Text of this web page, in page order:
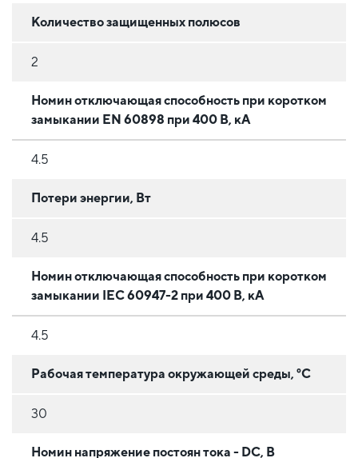
Количество защищенных полюсов
2
Номин отключающая способность при коротком
замыкании EN 60898 при 400 В, кА
4.5
Потери энергии, Вт
4.5
Номин отключающая способность при коротком
замыкании IEC 60947-2 при 400 В, кА
4.5
Рабочая температура окружающей среды, °C
30
Номин напряжение постоян тока - DC, В